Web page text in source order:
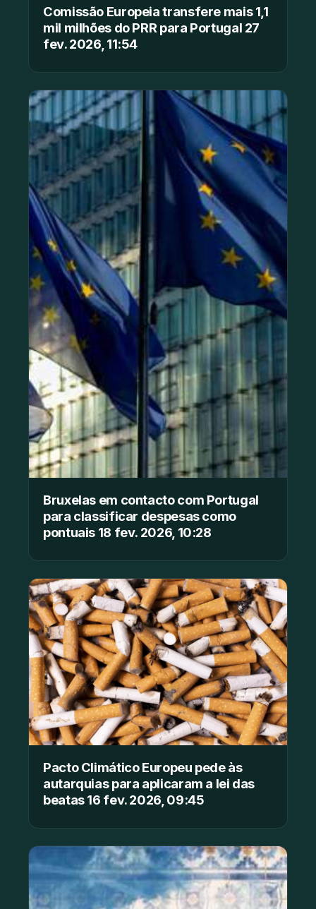
Comissão Europeia transfere mais 1,1
mil milhões do PRR para Portugal 27
fev. 2026, 11:54
Bruxelas em contacto com Portugal
para classificar despesas como
pontuais 18 fev. 2026, 10:28
Pacto Climático Europeu pede às
autarquias para aplicaram a lei das
beatas 16 fev. 2026, 09:45